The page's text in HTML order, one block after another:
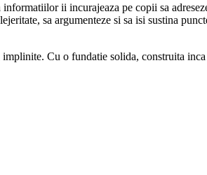
ii incurajeaza pe copii sa
sa argumenteze si sa isi sustina
Cu o fundatie solida, construita